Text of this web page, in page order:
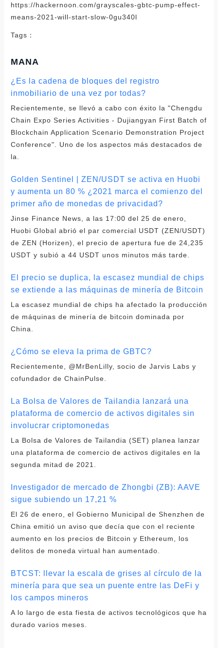
https://hackernoon.com/grayscales-gbtc-pump-effect-
means-2021-will-start-slow-0gu340l
Tags：
MANA
¿Es la cadena de bloques del registro
inmobiliario de una vez por todas?
Recientemente, se llevó a cabo con éxito la "Chengdu
Chain Expo Series Activities - Dujiangyan First Batch of
Blockchain Application Scenario Demonstration Project
Conference". Uno de los aspectos más destacados de
la.
Golden Sentinel | ZEN/USDT se activa en Huobi
y aumenta un 80 % ¿2021 marca el comienzo del
primer año de monedas de privacidad?
Jinse Finance News, a las 17:00 del 25 de enero,
Huobi Global abrió el par comercial USDT (ZEN/USDT)
de ZEN (Horizen), el precio de apertura fue de 24,235
USDT y subió a 44 USDT unos minutos más tarde.
El precio se duplica, la escasez mundial de chips
se extiende a las máquinas de minería de Bitcoin
La escasez mundial de chips ha afectado la producción
de máquinas de minería de bitcoin dominada por
China.
¿Cómo se eleva la prima de GBTC?
Recientemente, @MrBenLilly, socio de Jarvis Labs y
cofundador de ChainPulse.
La Bolsa de Valores de Tailandia lanzará una
plataforma de comercio de activos digitales sin
involucrar criptomonedas
La Bolsa de Valores de Tailandia (SET) planea lanzar
una plataforma de comercio de activos digitales en la
segunda mitad de 2021.
Investigador de mercado de Zhongbi (ZB): AAVE
sigue subiendo un 17,21 %
El 26 de enero, el Gobierno Municipal de Shenzhen de
China emitió un aviso que decía que con el reciente
aumento en los precios de Bitcoin y Ethereum, los
delitos de moneda virtual han aumentado.
BTCST: llevar la escala de grises al círculo de la
minería para que sea un puente entre las DeFi y
los campos mineros
A lo largo de esta fiesta de activos tecnológicos que ha
durado varios meses.